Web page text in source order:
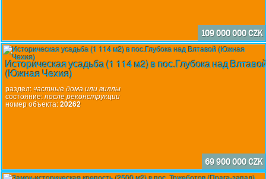
109 000 000 CZK
Историческая усадьба (1 114 м2) в пос.Глубока над
(Южная Чехия)
раздел:частные дома или виллы
состояние:после реконструкции
номер объекта:20262
69 900 000 CZK